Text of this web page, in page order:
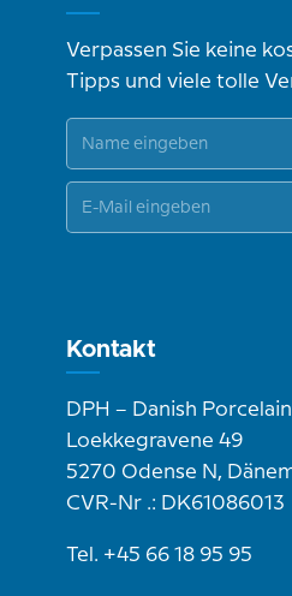
Verpassen Sie keine
Tipps und viele tolle
Kontakt
DPH – Danish
Loekkegravene 49
5270 Odense N,
CVR-Nr .: DK61086013
Tel. +45 66 18 95 95